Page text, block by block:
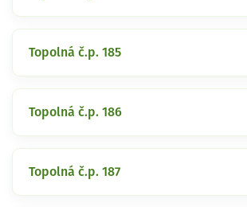
Topolná č.p. 185
Topolná č.p. 186
Topolná č.p. 187